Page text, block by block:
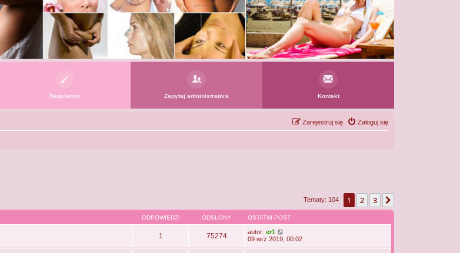
Regulamin Zapytaj administratora Kontakt
Zaloguj się
Zarejestruj się
Tematy: 104 1 2 3
ODPOWIEDZI ODSŁONY OSTATNI POST
1 75274 autor: er1
09 wrz 2019, 00:02